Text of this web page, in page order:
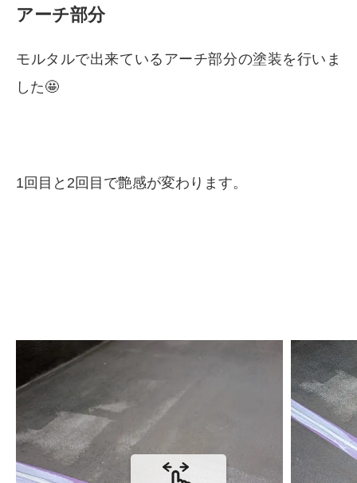
アーチ部分
モルタルで出来ているアーチ部分の塗装を行いま
した🤩
1回目と2回目で艶感が変わります。